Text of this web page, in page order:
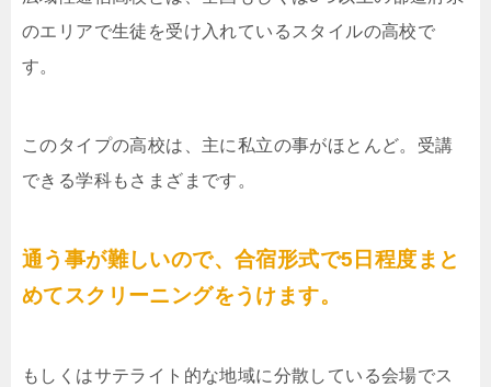
のエリアで生徒を受け入れているスタイルの高校で
す。
このタイプの高校は、主に私立の事がほとんど。受講
できる学科もさまざまです。
通う事が難しいので、合宿形式で5日程度まと
めてスクリーニングをうけます。
もしくはサテライト的な地域に分散している会場でス